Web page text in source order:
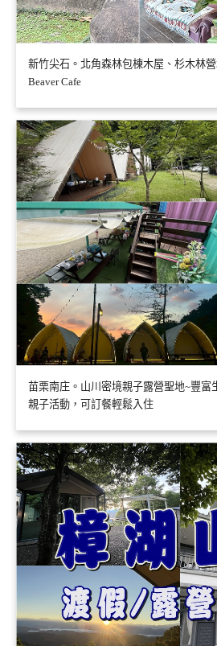
新竹尖石。北角森林包棟木屋、杉木林
Beaver Cafe
苗栗南庄。山川密境親子露營聖地~豐富
親子活動，可訂餐輕鬆入住